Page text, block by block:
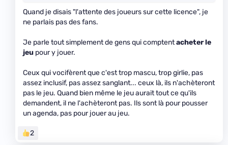
Quand je disais "l'attente des joueurs sur cette licence", je
ne parlais pas des fans.
Je parle tout simplement de gens qui comptentacheter le
jeu pour y jouer.
Ceux qui vocifèrent que c'est trop mascu, trop girlie, pas
assez inclusif, pas assez sanglant... ceux là, ils n'achèteront
pas le jeu. Quand bien même le jeu aurait tout ce qu'ils
demandent, il ne l'achèteront pas. Ils sont là pour pousser
un agenda, pas pour jouer au jeu.
2